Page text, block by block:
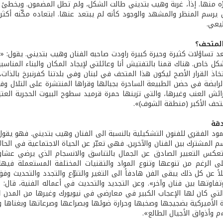
منها. إذاً، غربة وهيب بتديني طالت الشكل، ولم تطل المضمون.
المنظر والمشهد والوجود كأنه لم يبتعد عنها. ابتعاده مكّنه
تساؤلات كثيرة وحيرة كبيرة راودت صاحبه الفنان وهيب بتديني.
خاص. هناك قمنا بالتفتيش أنا وعائلتي لإيجاد المكان والبناء
القرار الأصح ليكون هذا المتحف في لبنان وفي بلدتنا كفرنبرخ
في حضن الطبيعة الساحرة بجبالها وقراها المنتشرة على التلال
العنب وغيرها، والتي تزينها حمرة قرميد سطوح البيوت
الأكبر (منطقة الشوف)».
الفقري للفنون التشكيلية بالنسبة الى الفنان وهيب بتديني. فهو
المشترك بين الفنان والآخرين. فهي تعبّر عن الحياة الاجتماعية في
التعبير الصادق عن الجمال بالتناسق والانسجام الذي يرضي
الرغم من تنوعها وتنوع المواد والتقنيات المختلفة المستعملة
عن كل ذلك يبقى الفن هادفاً الى التغير والتنوّع والتجدد
بين فنان وآخر». وعن التجديد والتحديث في أعماله الفنية،
كان لها الإعجاب الكبير في معارضي في نيويورك وغيرها من المدن
الأميركية بضجيجها وصخبها وحرارة ضوئها وبصراعها وصرعاتها
وأذواق الأجيال الطالع».